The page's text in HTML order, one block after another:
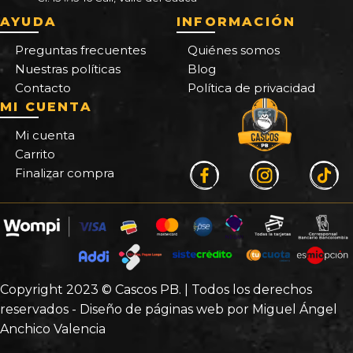
AYUDA
Preguntas frecuentes
Nuestras políticas
Contacto
INFORMACIÓN
Quiénes somos
Blog
Política de privacidad
MI CUENTA
Mi cuenta
Carrito
Finalizar compra
Copyright 2023 © Cascos PB. | Todos los derechos
reservados - Diseño de páginas web por Miguel Ángel
Anchico Valencia